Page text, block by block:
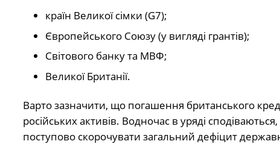
країн Великої сімки (G7);
Європейського Союзу (у вигляді грантів);
Світового банку та МВФ;
Великої Британії.
Варто зазначити, що погашення британського
російських активів. Водночас в уряді
поступово скорочувати загальний дефіцит